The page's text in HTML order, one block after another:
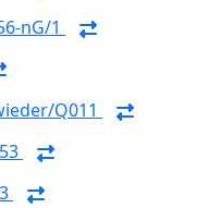
nG/1
Q011